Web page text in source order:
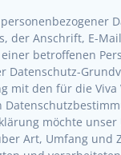
der Anschrift, E-
betroffenen
Datenschutz-
mit den für die Viva
möchte
Art, Umfang und